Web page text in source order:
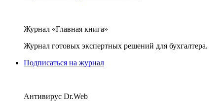
Журнал «Главная книга»
Журнал готовых экспертных решений для бухгалтера.
Подписаться на журнал
Антивирус Dr.Web